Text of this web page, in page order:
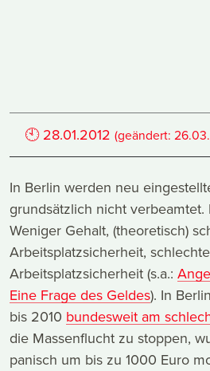
🕙 28.01.2012 (geändert:
In Berlin werden neu
grundsätzlich nicht verbeamtet.
Weniger Gehalt, (theoretisch)
Arbeitsplatzsicherheit,
Arbeitsplatzsicherheit (s.a.:
Eine Frage des Geldes). In
bis 2010 bundesweit am
die Massenflucht zu stoppen,
panisch um bis zu 1000 Euro